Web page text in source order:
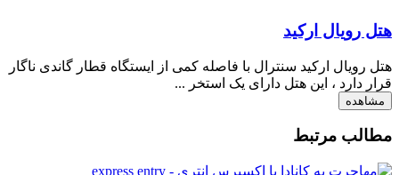
هتل رویال ارکید
هتل رویال ارکید سنترال با فاصله کمی از ایستگاه قطار گاندی ناگار
قرار دارد ، این هتل دارای یک استخر ...
مشاهده
مطالب مرتبط